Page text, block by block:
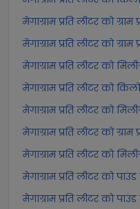
मेगाग्राम प्रति लीटर को
मेगाग्राम प्रति लीटर को
मेगाग्राम प्रति लीटर को
मेगाग्राम प्रति लीटर को
मेगाग्राम प्रति लीटर को
मेगाग्राम प्रति लीटर को
मेगाग्राम प्रति लीटर को
मेगाग्राम प्रति लीटर को
मेगाग्राम प्रति लीटर को